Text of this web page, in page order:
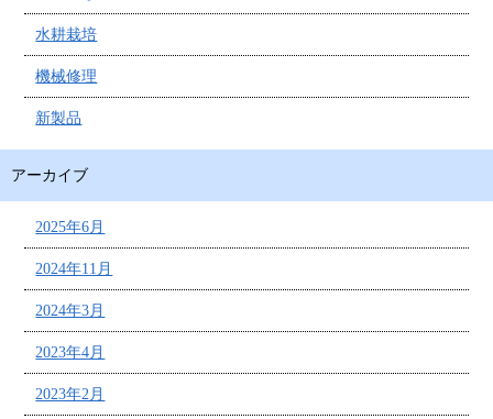
水耕栽培
機械修理
新製品
アーカイブ
2025年6月
2024年11月
2024年3月
2023年4月
2023年2月